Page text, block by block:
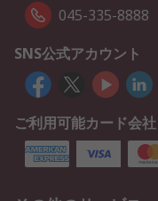
045-335-8888
SNS公式アカウント
ご利用可能カード会社